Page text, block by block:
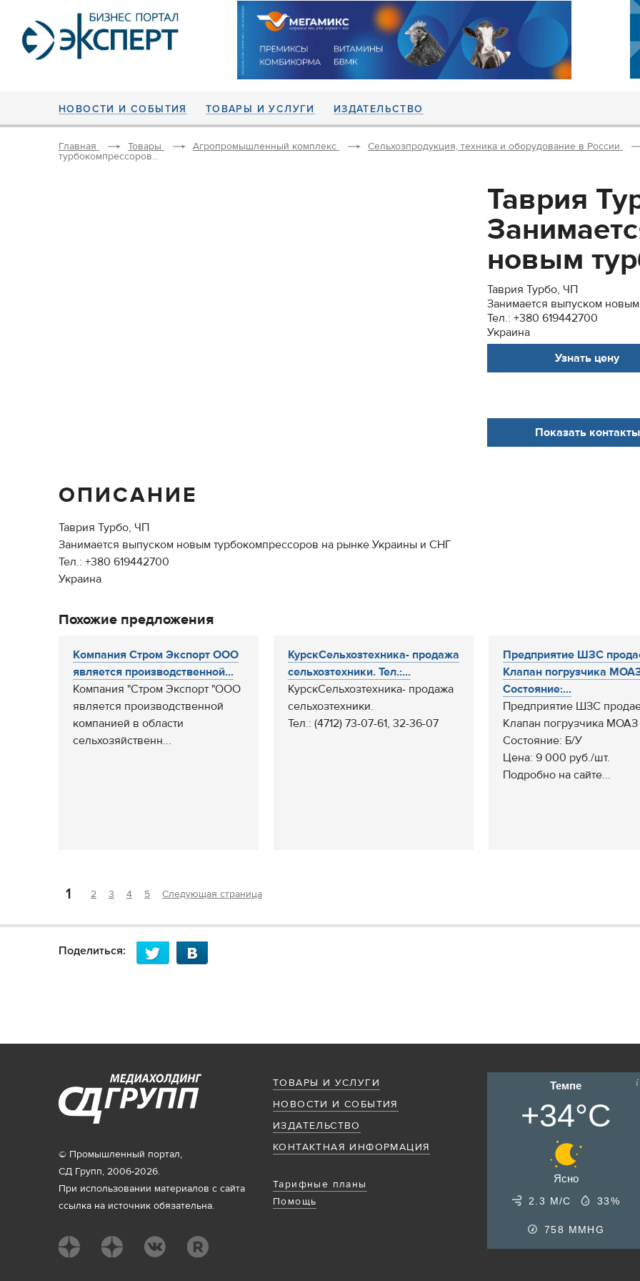
НОВОСТИ И СОБЫТИЯ ТОВАРЫ И УСЛУГИ ИЗДАТЕЛЬСТВО
Главная Товары Агропромышленный комплекс Сельхозпродукция, техника и оборудование в России
турбокомпрессоров...
Таврия
новым
Таврия Турбо, ЧП
Занимается выпуском
Тел.: +380 619442700
Украина
Узнать цену
Показать контакты
ОПИСАНИЕ
Таврия Турбо, ЧП
Занимается выпуском новым турбокомпрессоров на рынке Украины и СНГ
Тел.: +380 619442700
Украина
Похожие предложения
Компания Стром Экспорт ООО
является производственной...
Компания "Стром Экспорт "ООО
является производственной
компанией в области
сельхозяйственн...
КурскСельхозтехника- продажа
сельхозтехники. Тел.:...
КурскСельхозтехника- продажа
сельхозтехники.
Тел.: (4712) 73-07-61, 32-36-07
Предприятие ШЗС
Клапан погрузчика
Состояние:...
Предприятие ШЗС
Клапан погрузчика МОАЗ
Состояние: Б/У
Цена: 9 000 руб./шт.
Подробно на сайте...
1 2 3 4 5 Следующая страница
Поделиться:
ТОВАРЫ И УСЛУГИ
НОВОСТИ И СОБЫТИЯ
ИЗДАТЕЛЬСТВО
КОНТАКТНАЯ ИНФОРМАЦИЯ
Тарифные планы
Помощь
© Промышленный портал,
СД Групп, 2006-2026.
При использовании материалов с сайта
ссылка на источник обязательна.
Темпе
+34°C
Ясно
2.3 М/С 33%
758 MMHG